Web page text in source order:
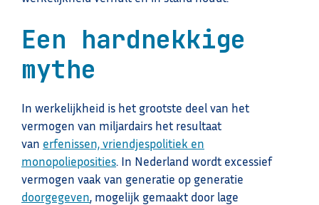
Een hardnekkige
mythe
In werkelijkheid is het grootste deel van het
vermogen van miljardairs het resultaat
van erfenissen, vriendjespolitiek en
monopolieposities. In Nederland wordt excessief
vermogen vaak van generatie op generatie
doorgegeven, mogelijk gemaakt door lage